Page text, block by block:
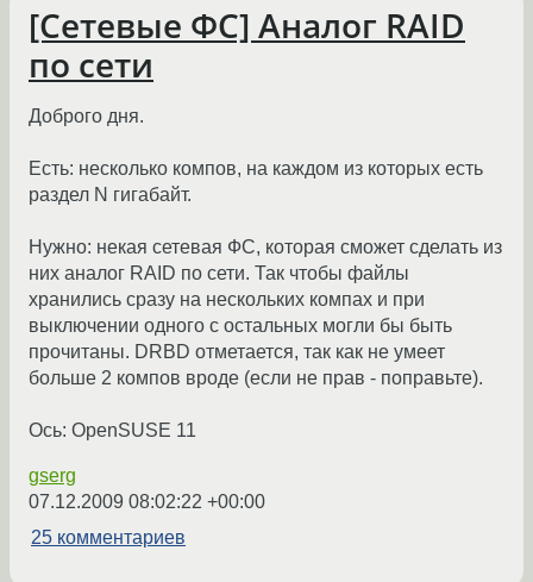
[Сетевые ФС] Аналог RAID
по сети
Доброго дня.
Есть: несколько компов, на каждом из которых есть
раздел N гигабайт.
Нужно: некая сетевая ФС, которая сможет сделать из
них аналог RAID по сети. Так чтобы файлы
хранились сразу на нескольких компах и при
выключении одного с остальных могли бы быть
прочитаны. DRBD отметается, так как не умеет
больше 2 компов вроде (если не прав - поправьте).
Ось: OpenSUSE 11
gserg
07.12.2009 08:02:22 +00:00
25 комментариев